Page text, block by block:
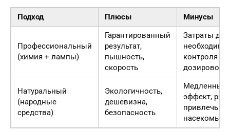
Подход Плюсы Минусы
Профессиональный
(химия + лампы)
Гарантированный
результат,
пышность,
скорость
Затраты
контроля
дозировок
Натуральный
(народные
средства)
Экологичность,
дешевизна,
безопасность
Медленный
эффект,
привлечь
насекомых